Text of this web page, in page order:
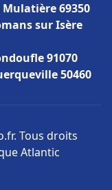
69350
sur Isère
91070
50460
Tous droits
Atlantic